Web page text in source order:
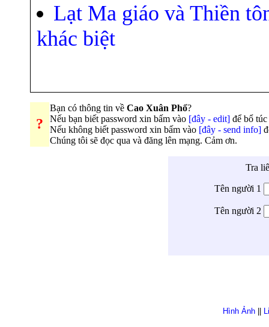
Lạt Ma giáo và Thiền
khác biệt
?
Bạn có thông tin về Cao Xuân Phổ?
Nếu bạn biết password xin bấm vào [đây - edit] để bổ
Nếu không biết password xin bấm vào [đây - send info]
Chúng tôi sẽ đọc qua và đăng lên mạng. Cảm ơn.
Tra
Tên người 1
Tên người 2
Hình Ảnh